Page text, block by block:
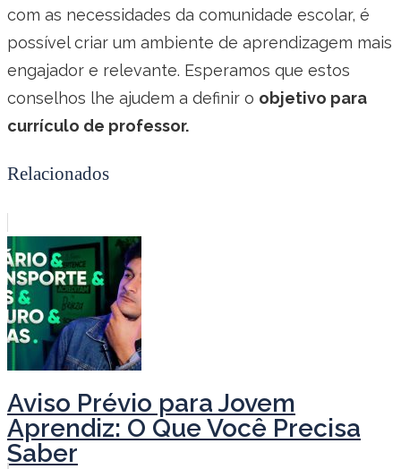
com as necessidades da comunidade escolar, é
possível criar um ambiente de aprendizagem mais
engajador e relevante. Esperamos que estos
conselhos lhe ajudem a definir o objetivo para
currículo de professor.
Relacionados
Aviso Prévio para Jovem
Aprendiz: O Que Você Precisa
Saber